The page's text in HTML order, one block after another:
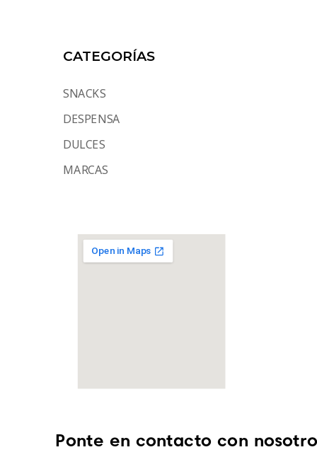
CATEGORÍAS
SNACKS
DESPENSA
DULCES
MARCAS
Ponte en contacto con